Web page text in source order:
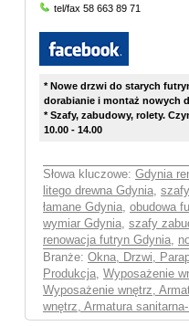
tel/fax 58 663 89 71
* Nowe drzwi do starych
dorabianie i montaż nowych
* Szafy, zabudowy, rolety.
10.00 - 14.00
Słowa kluczowe: Gdynia
litego drewna Gdynia,
łamane Gdynia, obudowa
wymiar Gdynia, szafy
renowacja futryn Gdynia,
Branże: Okna, Drzwi,
Produkcja, Wyposażenie
Wyposażenie wnętrz,
wnętrz, Armatura sanitarna-